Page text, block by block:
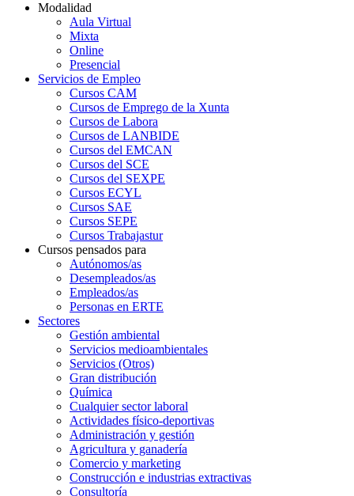
Modalidad
Aula Virtual
Mixta
Online
Presencial
Servicios de Empleo
Cursos CAM
Cursos de Emprego de la Xunta
Cursos de Labora
Cursos de LANBIDE
Cursos del EMCAN
Cursos del SCE
Cursos del SEXPE
Cursos ECYL
Cursos SAE
Cursos SEPE
Cursos Trabajastur
Cursos pensados para
Autónomos/as
Desempleados/as
Empleados/as
Personas en ERTE
Sectores
Gestión ambiental
Servicios medioambientales
Servicios (Otros)
Gran distribución
Química
Cualquier sector laboral
Actividades físico-deportivas
Administración y gestión
Agricultura y ganadería
Comercio y marketing
Construcción e industrias extractivas
Consultoría